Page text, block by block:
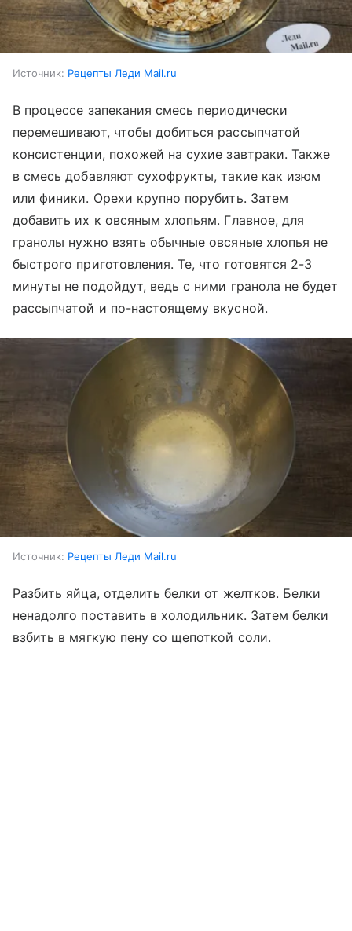
Источник: Рецепты Леди Mail.ru
В процессе запекания смесь периодически
перемешивают, чтобы добиться рассыпчатой
консистенции, похожей на сухие завтраки. Также
в смесь добавляют сухофрукты, такие как изюм
или финики. Орехи крупно порубить. Затем
добавить их к овсяным хлопьям. Главное, для
гранолы нужно взять обычные овсяные хлопья не
быстрого приготовления. Те, что готовятся 2-3
минуты не подойдут, ведь с ними гранола не будет
рассыпчатой и по-настоящему вкусной.
Источник: Рецепты Леди Mail.ru
Разбить яйца, отделить белки от желтков. Белки
ненадолго поставить в холодильник. Затем белки
взбить в мягкую пену со щепоткой соли.